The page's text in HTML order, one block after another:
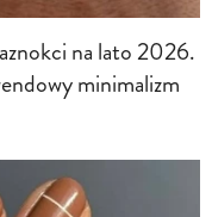
na lato 2026.
minimalizm